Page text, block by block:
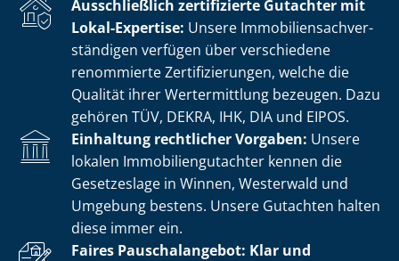
Ausschließlich zertifizierte Gutachter mit
Lokal-Expertise: Unsere Im­mo­bi­li­en­sach­ver­
stän­di­gen verfügen über verschiedene
renommierte Zer­ti­fi­zie­run­gen, welche die
Qualität ihrer Wertermittlung bezeugen. Dazu
gehören TÜV, DEKRA, IHK, DIA und EIPOS.
Einhaltung rechtlicher Vorgaben: Unsere
lokalen Im­mo­bi­li­en­gut­ach­ter kennen die
Gesetzeslage in Winnen, Westerwald und
Umgebung bestens. Unsere Gutachten halten
diese immer ein.
Faires Pauschalangebot: Klar und